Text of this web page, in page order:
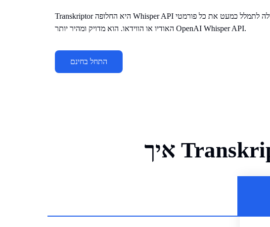
Transkriptor היא החלופה Whisper API הטובה ביותר שיכולה לתמלל כמעט את כל פורמטי
האודיו או הווידאו. הוא מדויק ומהיר יותר OpenAI Whisper API.
התחל בחינם